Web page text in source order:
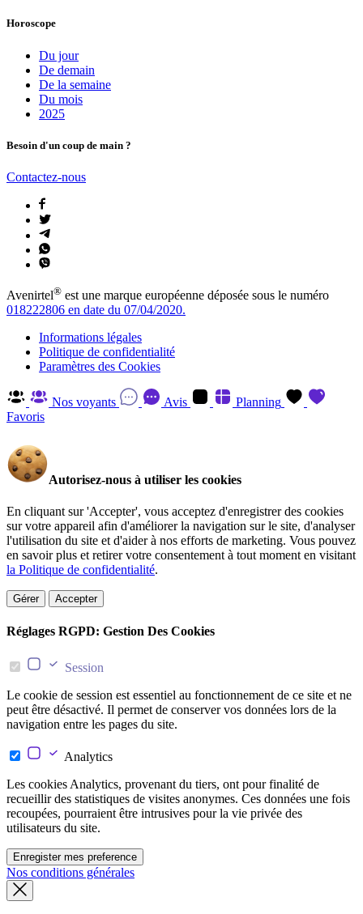
Horoscope
Du jour
De demain
De la semaine
Du mois
2025
Besoin d'un coup de main ?
Contactez-nous
Avenirtel® est une marque européenne déposée sous le numéro
018222806 en date du 07/04/2020.
Informations légales
Politique de confidentialité
Paramètres des Cookies
Nos voyants Avis
Planning
Favoris
Autorisez-nous à utiliser les cookies
En cliquant sur 'Accepter', vous acceptez d'enregistrer des cookies
sur votre appareil afin d'améliorer la navigation sur le site, d'analyser
l'utilisation du site et d'aider à nos efforts de marketing. Vous pouvez
en savoir plus et retirer votre consentement à tout moment en visitant
la Politique de confidentialité.
Gérer Accepter
Réglages RGPD: Gestion Des Cookies
Session
Le cookie de session est essentiel au fonctionnement de ce site et ne
peut être désactivé. Il permet de conserver vos données lors de la
navigation entre les pages du site.
Analytics
Les cookies Analytics, provenant du tiers, ont pour finalité de
recueillir des statistiques de visites anonymes. Ces données une fois
recoupées, pourraient être intrusives pour la vie privée des
utilisateurs du site.
Enregister mes preference
Nos conditions générales